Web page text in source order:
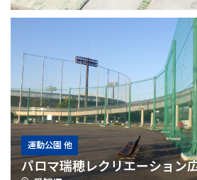
運動公園 他
パロマ瑞穂レクリエーション